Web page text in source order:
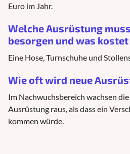
Euro im Jahr.
Welche Ausrüstung
besorgen und was kostet
Eine Hose, Turnschuhe und
Wie oft wird neue
Im Nachwuchsbereich wachsen
Ausrüstung raus, als dass ein
kommen würde.